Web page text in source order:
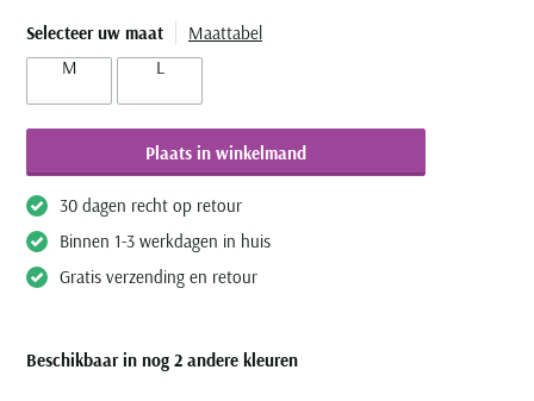
Selecteer uw maat
Maattabel
M
L
Plaats in winkelmand
30 dagen recht op retour
Binnen 1-3 werkdagen in huis
Gratis verzending en retour
Beschikbaar in nog 2 andere kleuren